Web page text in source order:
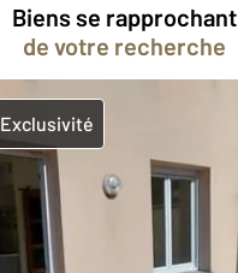
Biens se rapprochant
de votre recherche
Exclusivité